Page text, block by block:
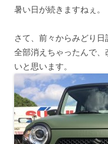
暑い日が続きますねぇ。
さて、前々からみどり
全部消えちゃったんで
いと思います。